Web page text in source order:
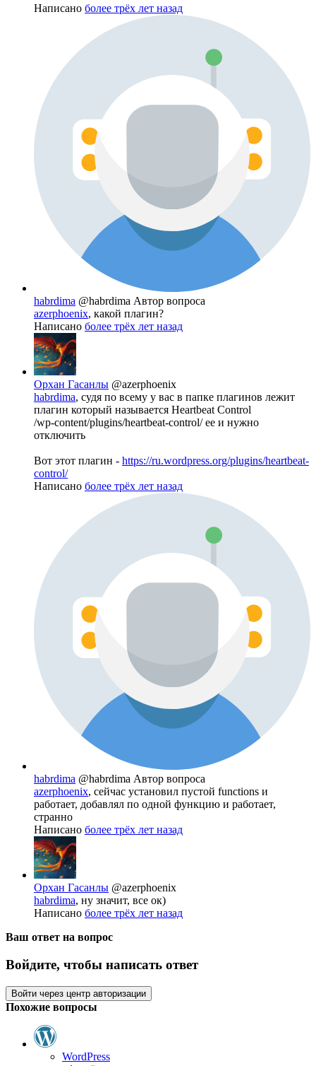
Написано более трёх лет назад
habrdima @habrdima Автор вопроса
azerphoenix, какой плагин?
Написано более трёх лет назад
Орхан Гасанлы @azerphoenix
habrdima, судя по всему у вас в папке плагинов лежит
плагин который называется Heartbeat Control
/wp-content/plugins/heartbeat-control/ ее и нужно
отключить
Вот этот плагин - https://ru.wordpress.org/plugins/heartbeat-
control/
Написано более трёх лет назад
habrdima @habrdima Автор вопроса
azerphoenix, сейчас установил пустой functions и
работает, добавлял по одной функцию и работает,
странно
Написано более трёх лет назад
Орхан Гасанлы @azerphoenix
habrdima, ну значит, все ок)
Написано более трёх лет назад
Ваш ответ на вопрос
Войдите, чтобы написать ответ
Войти через центр авторизации
Похожие вопросы
WordPress